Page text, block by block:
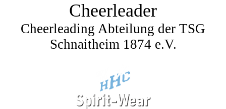
Cheerleader
Cheerleading Abteilung der TSG
Schnaitheim 1874 e.V.